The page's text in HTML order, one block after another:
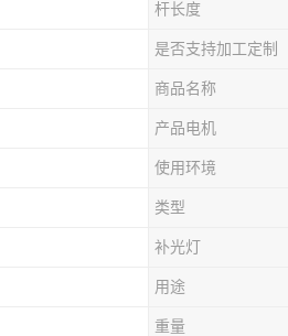
杆长度
是否支持加工定制
商品名称
产品电机
使用环境
类型
补光灯
用途
重量